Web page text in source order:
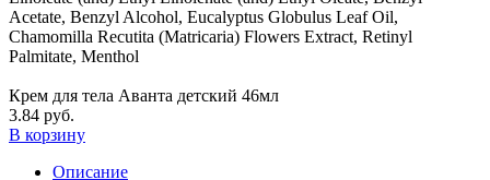
Acetate, Benzyl Alcohol, Eucalyptus Globulus Leaf Oil,
Сhamomilla Recutita (Matricaria) Flowers Extract, Retinyl
Palmitate, Menthol
Крем для тела Аванта детский 46мл
3.84 руб.
В корзину
Описание